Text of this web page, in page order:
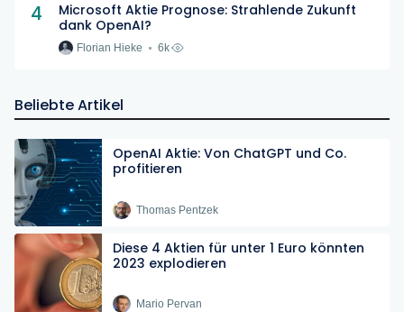
4
Microsoft Aktie Prognose: Strahlende Zukunft
dank OpenAI?
Florian Hieke 6k
Beliebte Artikel
OpenAI Aktie: Von ChatGPT und Co.
profitieren
Thomas Pentzek
Diese 4 Aktien für unter 1 Euro könnten
2023 explodieren
Mario Pervan